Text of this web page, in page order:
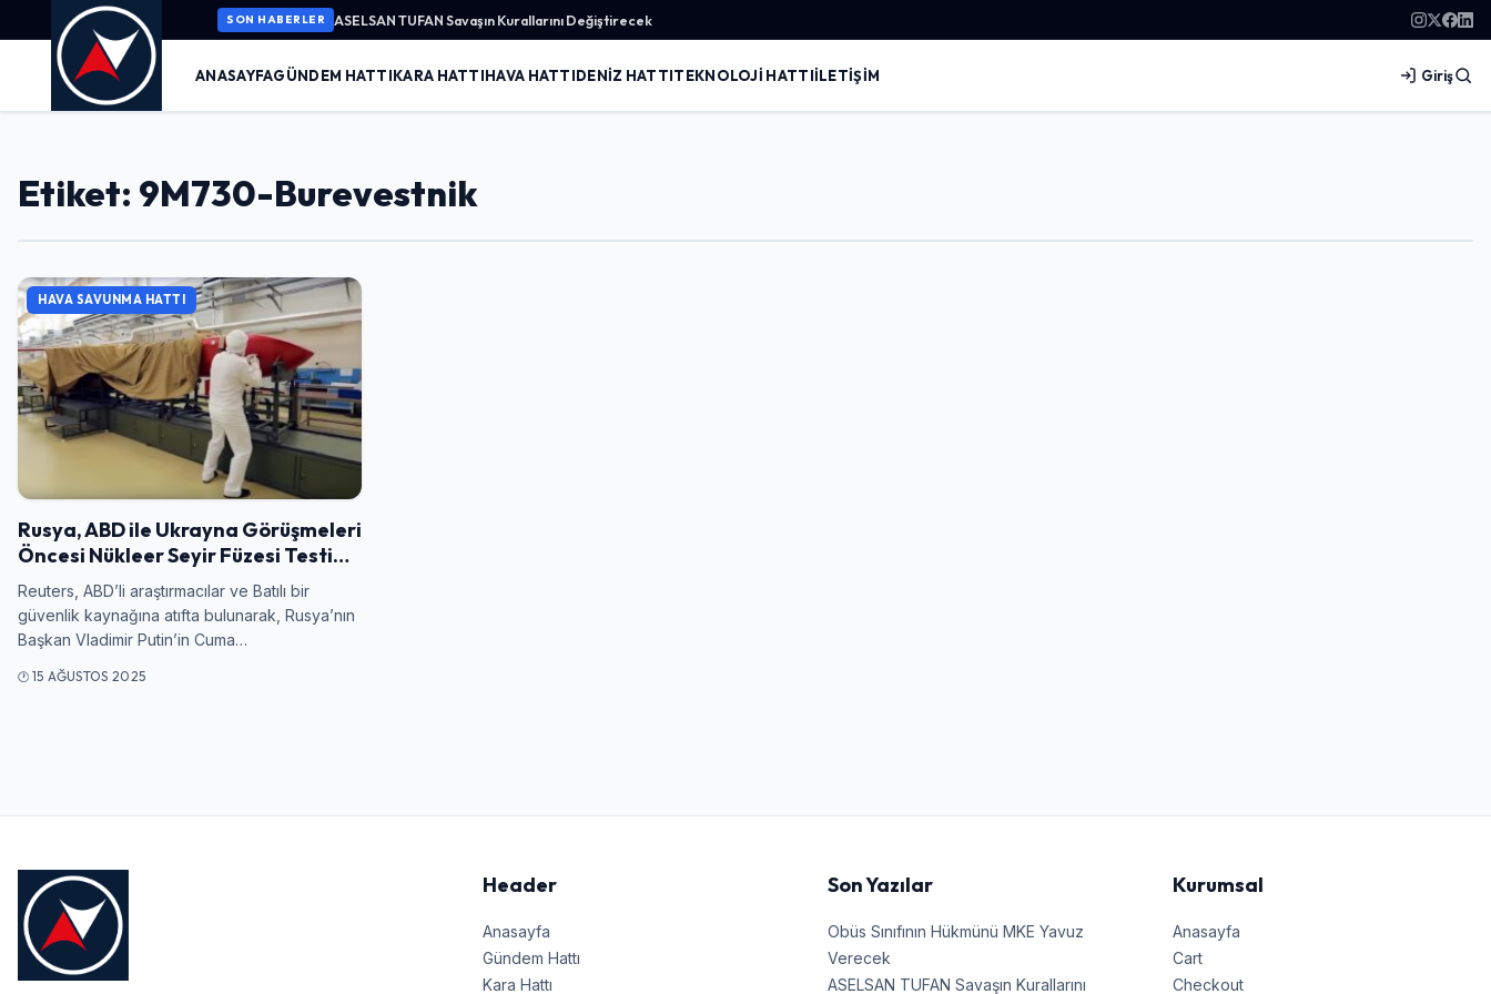
SON HABERLER ASELSAN TUFAN Savaşın Kurallarını Değiştirecek
ANASAYFAGÜNDEM HATTIKARA HATTIHAVA HATTIDENIZ HATTITEKNOLOJI HATTIİLETIŞIM Giriş
Etiket: 9M730-Burevestnik
HAVA SAVUNMA HATTI
Rusya, ABD ile Ukrayna Görüşmeleri
Öncesi Nükleer Seyir Füzesi Testi…
Reuters, ABD’li araştırmacılar ve Batılı bir
güvenlik kaynağına atıfta bulunarak, Rusya’nın
Başkan Vladimir Putin’in Cuma…
15 AĞUSTOS 2025
Header
Anasayfa
Gündem Hattı
Kara Hattı
Son Yazılar
Obüs Sınıfının Hükmünü MKE Yavuz
Verecek
ASELSAN TUFAN Savaşın Kurallarını
Kurumsal
Anasayfa
Cart
Checkout